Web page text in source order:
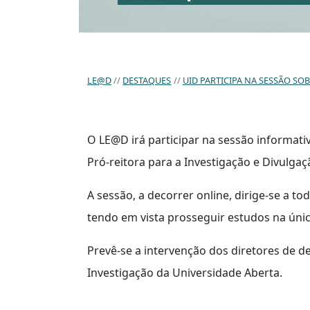
LE@D DESTAQUES UID PARTICIPA NA SESSÃO
O LE@D irá participar na sessão
Pró-reitora para a Investigação e
A sessão, a decorrer online, dirige-se a
tendo em vista prosseguir estudos na
Prevê-se a intervenção dos diretores de
Investigação da Universidade Aberta.